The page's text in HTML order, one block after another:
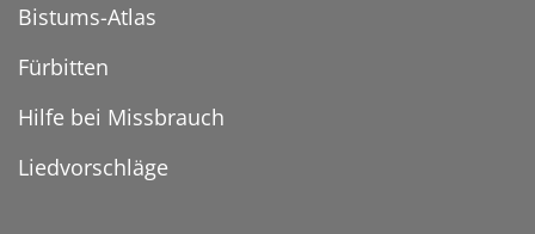
Bistums-Atlas
Fürbitten
Hilfe bei Missbrauch
Liedvorschläge